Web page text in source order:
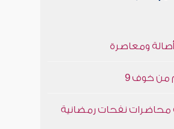
أصالة ومعاصرة
من خوف 9
نفحات رمضانية